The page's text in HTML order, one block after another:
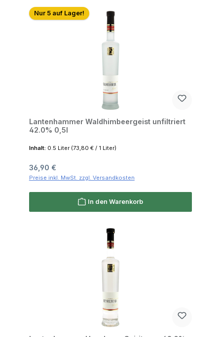
Nur 5 auf Lager!
Lantenhammer Waldhimbeergeist unfiltriert
42.0% 0,5l
Inhalt: 0.5 Liter (73,80 € / 1 Liter)
Regulärer Preis:
36,90 €
Preise inkl. MwSt. zzgl. Versandkosten
In den Warenkorb